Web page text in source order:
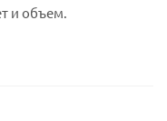
и объем.